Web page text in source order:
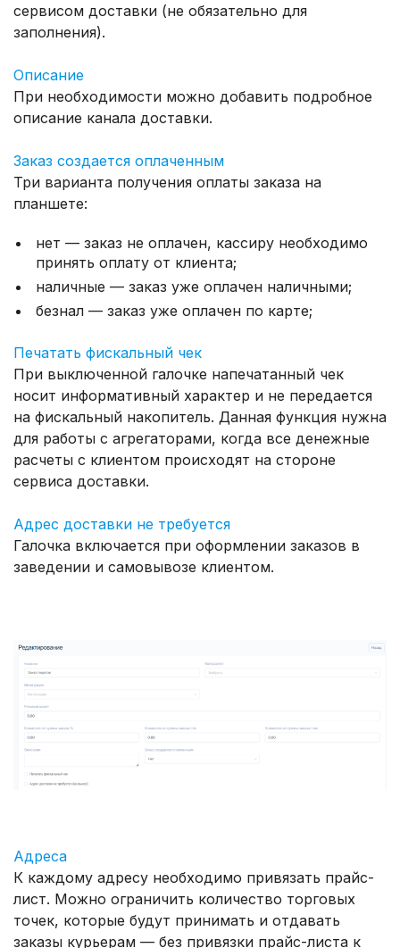
сервисом доставки (не обязательно для
заполнения).
Описание
При необходимости можно добавить подробное
описание канала доставки.
Заказ создается оплаченным
Три варианта получения оплаты заказа на
планшете:
нет — заказ не оплачен, кассиру необходимо
принять оплату от клиента;
наличные — заказ уже оплачен наличными;
безнал — заказ уже оплачен по карте;
Печатать фискальный чек
При выключенной галочке напечатанный чек
носит информативный характер и не передается
на фискальный накопитель. Данная функция нужна
для работы с агрегаторами, когда все денежные
расчеты с клиентом происходят на стороне
сервиса доставки.
Адрес доставки не требуется
Галочка включается при оформлении заказов в
заведении и самовывозе клиентом.
Адреса
К каждому адресу необходимо привязать прайс-
лист. Можно ограничить количество торговых
точек, которые будут принимать и отдавать
заказы курьерам — без привязки прайс-листа к